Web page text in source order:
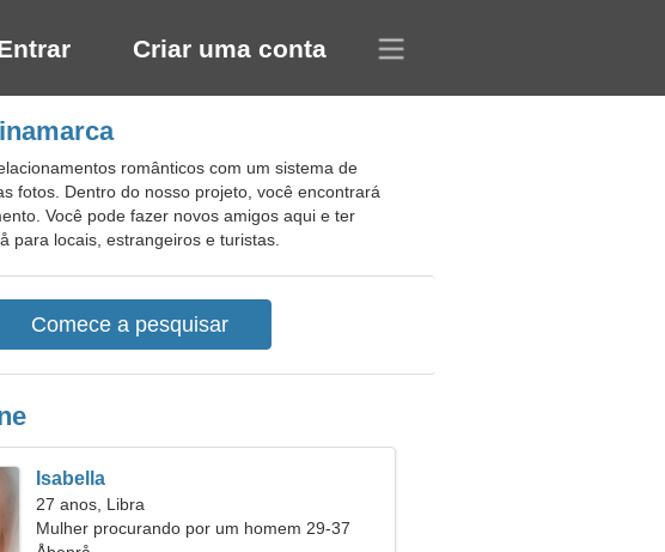
Criar uma conta
românticos com um sistema de
fotos. Dentro do nosso projeto, você encontrará
Você pode fazer novos amigos aqui e ter
para locais, estrangeiros e turistas.
Isabella
27 anos, Libra
Mulher procurando por um homem 29-37